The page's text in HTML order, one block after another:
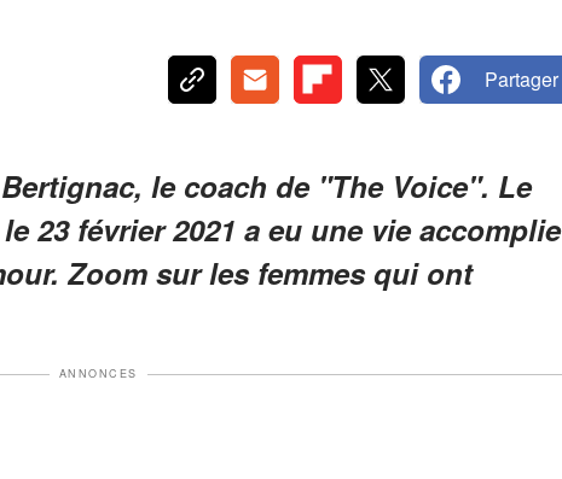
Partager
le coach de "The Voice". Le
23 février 2021 a eu une vie accomplie
Zoom sur les femmes qui ont
ANNONCES